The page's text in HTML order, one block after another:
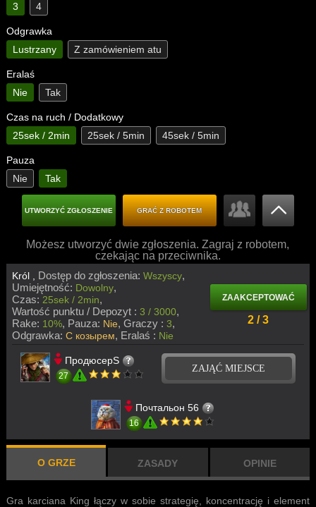
3
4
Odgrawka
Lustrzany
Z zamówieniem atu
Eralaś
Nie
Tak
Czas na ruch / Dodatkowy
25sek / 2min
25sek / 5min 45sek / 5min
Pauza
Nie
Tak
UTWORZYĆ ZGŁOSZENIE GRAĆ Z ROBOTEM
Możesz utworzyć dwie zgłoszenia. Zagraj z robotem,
czekając na przeciwnika.
Król , Dostęp do zgłoszenia: Wszyscy
Umiejętność: Dowolny
Czas: 25sek / 2min
Wartość punktu / Depozyt : 3 / 3000
Rake: 10% Pauza: Nie Graczy : 3
Odgrawka: С козырем Eralaś : Nie
ZAAKCEPTOWAĆ
2 / 3
ПродюсерS
27
ZAJĄĆ MIEJSCE
Почтальон 56
16
O GRZE ZASADY OPINIE
Gra karciana King łączy w sobie strategię, koncentrację i element